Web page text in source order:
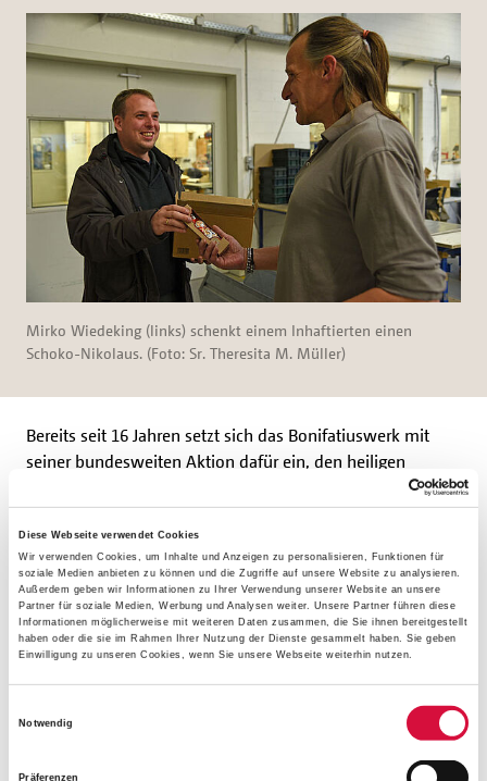
Diese Webseite verwendet Cookies
Wir verwenden Cookies, um Inhalte und Anzeigen zu personalisieren, Funktionen für
soziale Medien anbieten zu können und die Zugriffe auf unsere Website zu analysieren.
Außerdem geben wir Informationen zu Ihrer Verwendung unserer Website an unsere
Partner für soziale Medien, Werbung und Analysen weiter. Unsere Partner führen diese
Informationen möglicherweise mit weiteren Daten zusammen, die Sie ihnen bereitgestellt
haben oder die sie im Rahmen Ihrer Nutzung der Dienste gesammelt haben. Sie geben
Einwilligung zu unseren Cookies, wenn Sie unsere Webseite weiterhin nutzen.
Notwendig
Präferenzen
Mirko Wiedeking (links) schenkt einem Inhaftierten einen
Schoko-Nikolaus. (Foto: Sr. Theresita M. Müller)
Bereits seit 16 Jahren setzt sich das Bonifatiuswerk mit
seiner bundesweiten Aktion dafür ein, den heiligen
Nikolaus als Freund der Kinder und Helfer von Menschen
in Not wieder ins Bewusstsein zu bringen. Der Nikolaus ist
ein echt gutes Vorbild für jeden einzelnen, denn er
verkörpert Werte wie Nächstenliebe, Hilfsbereitschaft und
Respekt. Das Bonifatiuswerk weitet den Blick über den
einzelnen hinaus auch auf Kirche, Gesellschaft und Politik
und lädt alljährlich in der Eröffnungsaktion der
einzusetzen. Mit den Erlösen aus der
„Weihnachtsmannfreien Zone" werden die katholischen
ambulanten Kinderhospizdienste in Berlin und in Halle an